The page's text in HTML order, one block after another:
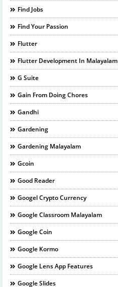
Find Jobs
Find Your Passion
Flutter
Flutter Development In Malayalam
G Suite
Gain From Doing Chores
Gandhi
Gardening
Gardening Malayalam
Gcoin
Good Reader
Googel Crypto Currency
Google Classroom Malayalam
Google Coin
Google Kormo
Google Lens App Features
Google Slides